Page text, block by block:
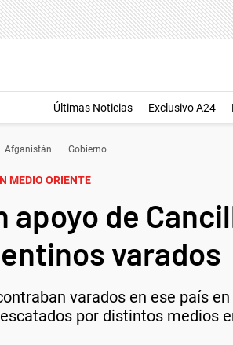
Últimas Noticias Exclusivo A24
Afganistán Gobierno
MEDIO ORIENTE
apoyo de
varados
varados en ese país
por distintos medios